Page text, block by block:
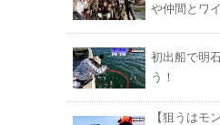
や仲間とワ
初出船で明
う！
【狙うはモ